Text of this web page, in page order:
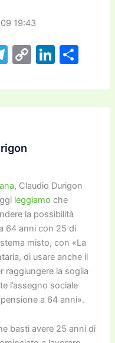
19:43
T
e
gr
m
C
p
y
Li
k
e
C
n
di
, Claudio Durigon
leggiamo che
la possibilità
64 anni con 25 di
misto, con «La
di usare anche il
raggiungere la soglia
l’assegno sociale
a 64 anni».
basti avere 25 anni di